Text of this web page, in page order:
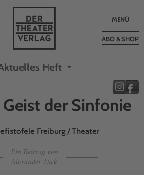
Toggle
MENÜ
ABO & SHOP
Heft
der Sinfonie
Freiburg / Theater
Ein Beitrag von
Alexander Dick